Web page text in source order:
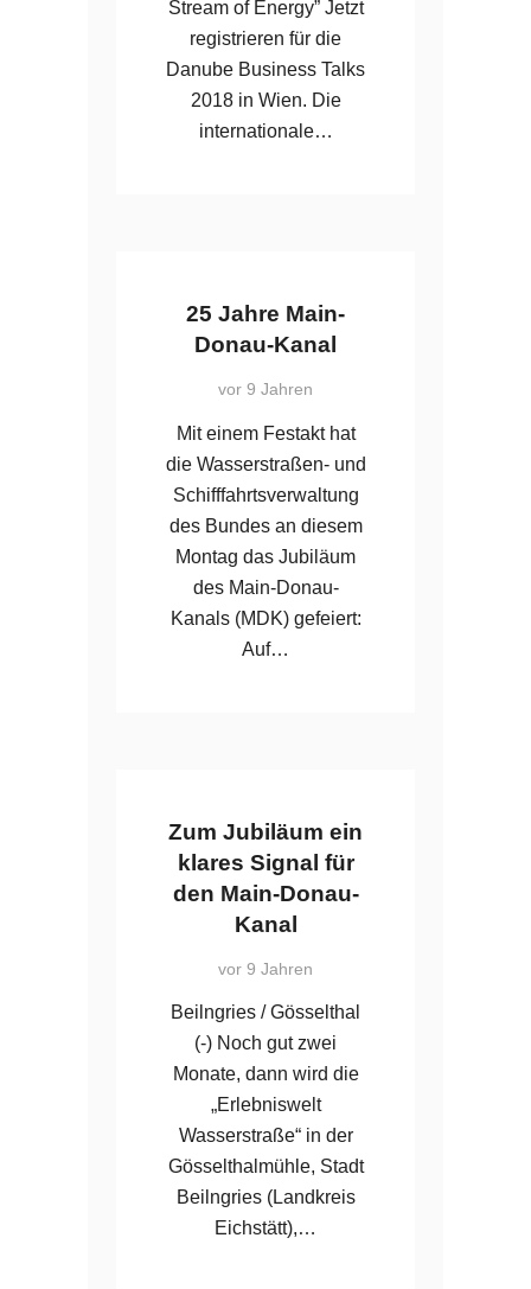
Stream of Energy” Jetzt
registrieren für die
Danube Business Talks
2018 in Wien. Die
internationale…
25 Jahre Main-
Donau-Kanal
vor 9 Jahren
Mit einem Festakt hat
die Wasserstraßen- und
Schifffahrtsverwaltung
des Bundes an diesem
Montag das Jubiläum
des Main-Donau-
Kanals (MDK) gefeiert:
Auf…
Zum Jubiläum ein
klares Signal für
den Main-Donau-
Kanal
vor 9 Jahren
Beilngries / Gösselthal
(-) Noch gut zwei
Monate, dann wird die
„Erlebniswelt
Wasserstraße“ in der
Gösselthalmühle, Stadt
Beilngries (Landkreis
Eichstätt),…